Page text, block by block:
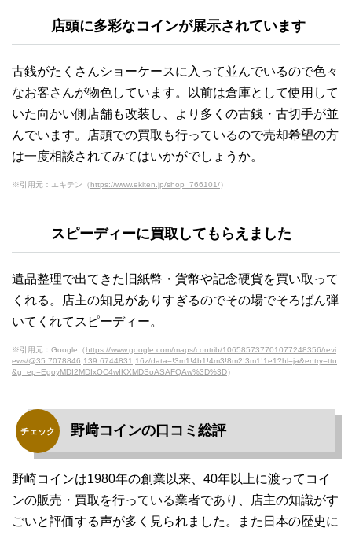
店頭に多彩なコインが展示されています
古銭がたくさんショーケースに入って並んでいるので色々
なお客さんが物色しています。以前は倉庫として使用して
いた向かい側店舗も改装し、より多くの古銭・古切手が並
んでいます。店頭での買取も行っているので売却希望の方
は一度相談されてみてはいかがでしょうか。
※引用元：エキテン（https://www.ekiten.jp/shop_766101/）
スピーディーに買取してもらえました
遺品整理で出てきた旧紙幣・貨幣や記念硬貨を買い取って
くれる。店主の知見がありすぎるのでその場でそろばん弾
いてくれてスピーディー。
※引用元：Google（https://www.google.com/maps/contrib/106585737701077248356/revi
ews/@35.7078846,139.6744831,16z/data=!3m1!4b1!4m3!8m2!3m1!1e1?hl=ja&entry=ttu
&g_ep=EgoyMDI2MDIxOC4wIKXMDSoASAFQAw%3D%3D）
野﨑コインの口コミ総評
野崎コインは1980年の創業以来、40年以上に渡ってコイ
ンの販売・買取を行っている業者であり、店主の知識がす
ごいと評価する声が多く見られました。また日本の歴史に